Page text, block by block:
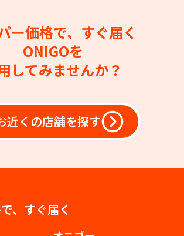
ー価格で、すぐ届く
ONIGOを
してみませんか？
近くの店舗を探す
、すぐ届く